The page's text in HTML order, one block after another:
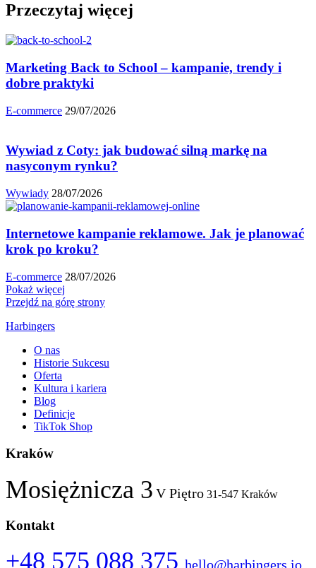
Przeczytaj więcej
Marketing Back to School – kampanie, trendy i
dobre praktyki
E-commerce 29/07/2026
Wywiad z Coty: jak budować silną markę na
nasyconym rynku?
Wywiady 28/07/2026
Internetowe kampanie reklamowe. Jak je planować
krok po kroku?
E-commerce 28/07/2026
Pokaż więcej
Przejdź na górę strony
Harbingers
O nas
Historie Sukcesu
Oferta
Kultura i kariera
Blog
Definicje
TikTok Shop
Kraków
Mosiężnicza 3 V Piętro 31-547 Kraków
Kontakt
+48 575 088 375 hello@harbingers.io